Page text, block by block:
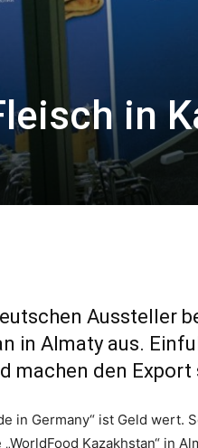
in
Aussteller
in Almaty aus.
machen den Export
in Germany“ ist Geld wert.
Kazakhstan“ in